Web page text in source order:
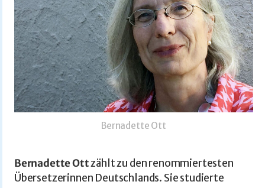
Bernadette Ott
Bernadette Ottzählt zu den renommiertesten
Übersetzerinnen Deutschlands. Sie studierte